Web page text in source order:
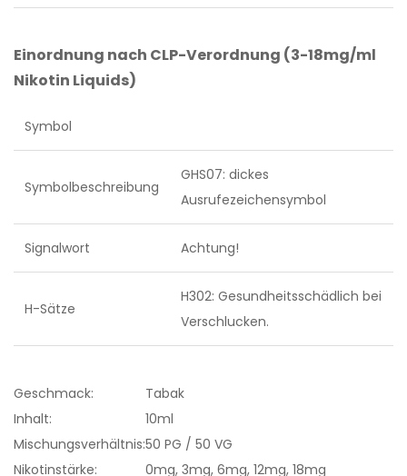
Einordnung nach CLP-Verordnung (3-18mg/ml
Nikotin Liquids)
Symbol
Symbolbeschreibung
GHS07: dickes
Ausrufezeichensymbol
Signalwort Achtung!
H-Sätze
H302: Gesundheitsschädlich bei
Verschlucken.
Geschmack:
Tabak
Inhalt:
10ml
Mischungsverhältnis:50 PG / 50 VG
Nikotinstärke:
0mg, 3mg, 6mg, 12mg, 18mg